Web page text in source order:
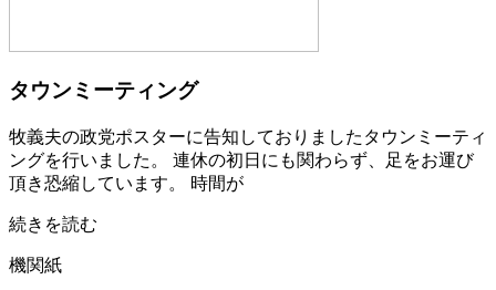
タウンミーティング
牧義夫の政党ポスターに告知しておりましたタウンミーティ
ングを行いました。 連休の初日にも関わらず、足をお運び
頂き恐縮しています。 時間が
続きを読む
機関紙